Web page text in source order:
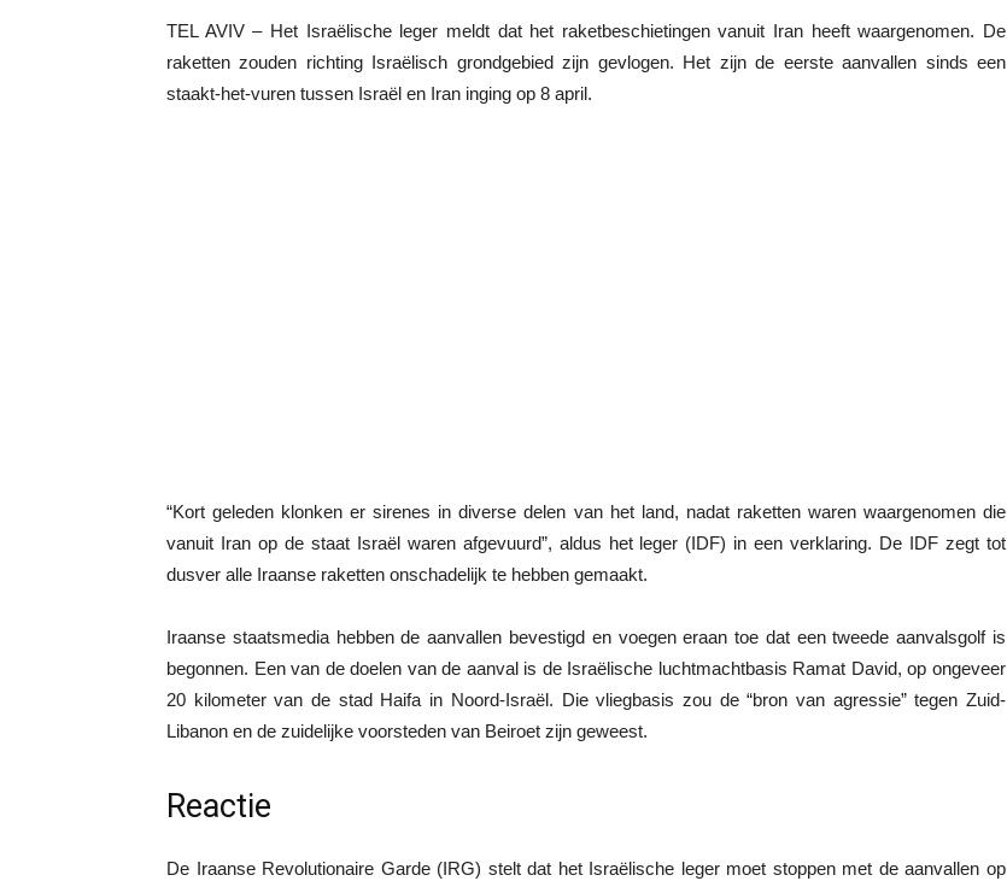
TEL AVIV – Het Israëlische leger meldt dat het raketbeschietingen vanuit Iran heeft waargenomen. De
raketten zouden richting Israëlisch grondgebied zijn gevlogen. Het zijn de eerste aanvallen sinds een
staakt-het-vuren tussen Israël en Iran inging op 8 april.
“Kort geleden klonken er sirenes in diverse delen van het land, nadat raketten waren waargenomen die
vanuit Iran op de staat Israël waren afgevuurd”, aldus het leger (IDF) in een verklaring. De IDF zegt tot
dusver alle Iraanse raketten onschadelijk te hebben gemaakt.
Iraanse staatsmedia hebben de aanvallen bevestigd en voegen eraan toe dat een tweede aanvalsgolf is
begonnen. Een van de doelen van de aanval is de Israëlische luchtmachtbasis Ramat David, op ongeveer
20 kilometer van de stad Haifa in Noord-Israël. Die vliegbasis zou de “bron van agressie” tegen Zuid-
Libanon en de zuidelijke voorsteden van Beiroet zijn geweest.
Reactie
De Iraanse Revolutionaire Garde (IRG) stelt dat het Israëlische leger moet stoppen met de aanvallen op